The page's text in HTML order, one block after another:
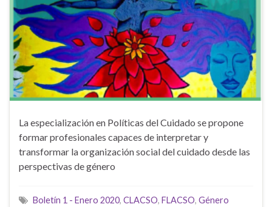
La especialización en Políticas del Cuidado se propone
formar profesionales capaces de interpretar y
transformar la organización social del cuidado desde las
perspectivas de género
Boletín 1 - Enero 2020, CLACSO, FLACSO, Género